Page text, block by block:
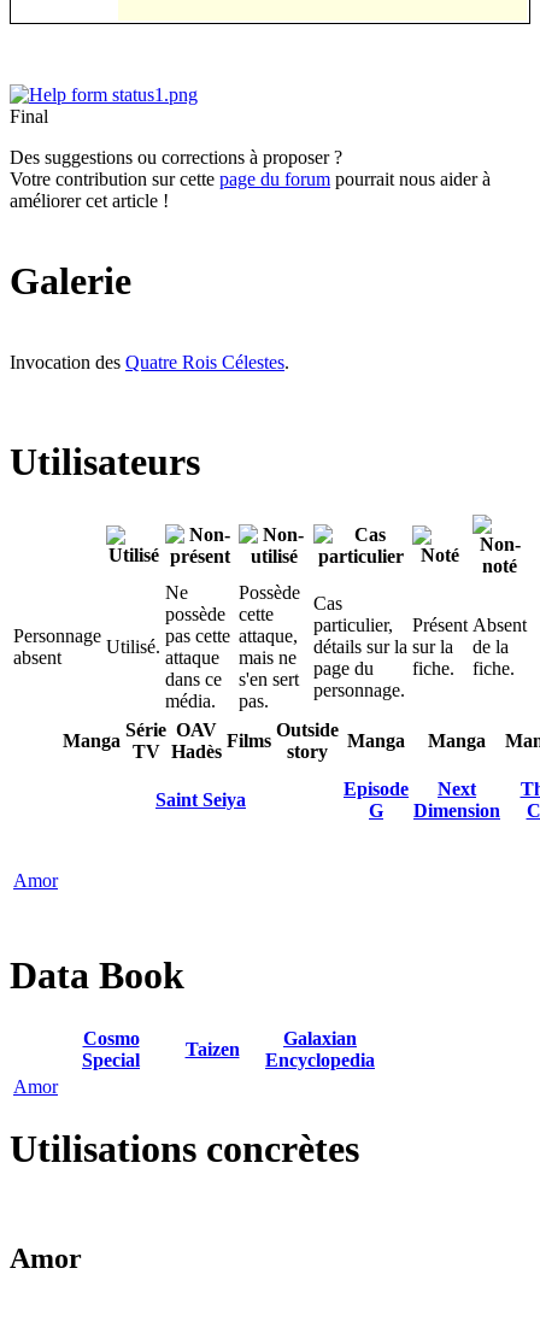
Final
Des suggestions ou corrections à proposer ?
Votre contribution sur cette page du forum pourrait nous aider à
améliorer cet article !
Galerie
Invocation des Quatre Rois Célestes.
Utilisateurs
Personnage
absent
Utilisé.
Ne
possède
pas cette
attaque
dans ce
média.
Possède
cette
attaque,
mais ne
s'en sert
pas.
Cas
particulier,
détails sur la
page du
personnage.
Présent
sur la
fiche.
Absent
de la
fiche.
Manga
Série
TV
OAV
Hadès
Films
Outside
story
Manga Manga
Saint Seiya
Episode
G
Next
Dimension
Amor
Data Book
Cosmo
Special
Taizen
Galaxian
Encyclopedia
Amor
Utilisations concrètes
Amor